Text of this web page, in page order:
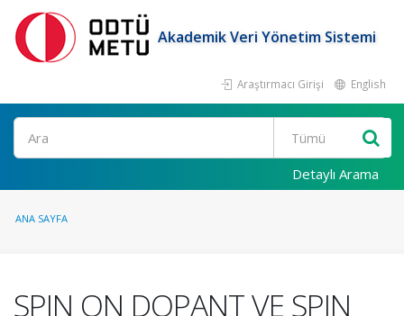
Akademik Veri Yönetim Sistemi
Araştırmacı Girişi English
Ara
Detaylı Arama
ANA SAYFA
SPIN ON DOPANT VE SPIN